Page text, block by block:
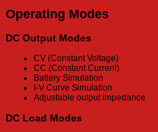
Operating Modes
DC Output Modes
CV (Constant Voltage)
CC (Constant Current)
Battery Simulation
I-V Curve Simulation
Adjustable output impedance
DC Load Modes